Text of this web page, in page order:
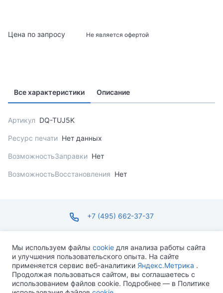
Цена по запросу Не является офертой
Все характеристики Описание
Артикул DQ-TUJ5K
Ресурс печати Нет данных
ВозможностьЗаправки Нет
ВозможностьВосстановления Нет
+7 (495) 662-37-37
ПН-ПТ С 09:00 ДО 18:00 СБ-ВС ВЫХОДНОЙ
Мы используем файлы cookie для анализа работы сайта
и улучшения пользовательского опыта. На сайте
применяется сервис веб-аналитики Яндекс.Метрика .
Продолжая пользоваться сайтом, вы соглашаетесь с
использованием файлов cookie. Подробнее — в Политике